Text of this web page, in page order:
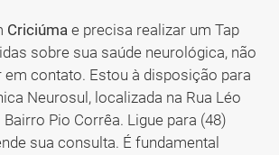
Criciúma e precisa realizar um Tap
sobre sua saúde neurológica, não
em contato. Estou à disposição para
Neurosul, localizada na Rua Léo
Pio Corrêa. Ligue para (48)
sua consulta. É fundamental